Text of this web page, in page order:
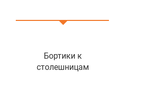
Бортики к
столешницам